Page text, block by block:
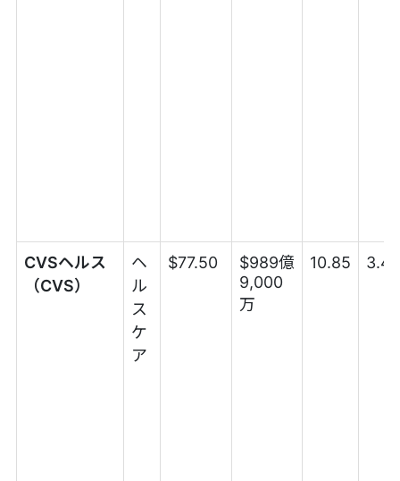
CVSヘルス
（CVS）
ヘ
ル
ス
ケ
ア
$77.50
$989億
9,000
万
10.85